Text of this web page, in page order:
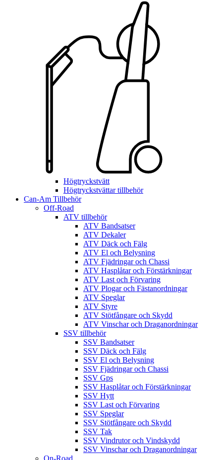
Högtryckstvätt
Högtryckstvättar tillbehör
Can-Am Tillbehör
Off-Road
ATV tillbehör
ATV Bandsatser
ATV Dekaler
ATV Däck och Fälg
ATV El och Belysning
ATV Fjädringar och Chassi
ATV Hasplåtar och Förstärkningar
ATV Last och Förvaring
ATV Plogar och Fästanordningar
ATV Speglar
ATV Styre
ATV Stötfångare och Skydd
ATV Vinschar och Draganordningar
SSV tillbehör
SSV Bandsatser
SSV Däck och Fälg
SSV El och Belysning
SSV Fjädringar och Chassi
SSV Gps
SSV Hasplåtar och Förstärkningar
SSV Hytt
SSV Last och Förvaring
SSV Speglar
SSV Stötfångare och Skydd
SSV Tak
SSV Vindrutor och Vindskydd
SSV Vinschar och Draganordningar
On-Road